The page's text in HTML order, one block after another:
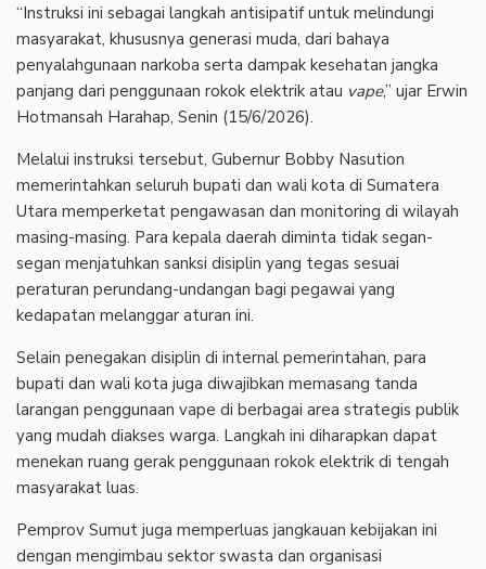
“Instruksi ini sebagai langkah antisipatif untuk melindungi
masyarakat, khususnya generasi muda, dari bahaya
penyalahgunaan narkoba serta dampak kesehatan jangka
panjang dari penggunaan rokok elektrik atau vape,” ujar Erwin
Hotmansah Harahap, Senin (15/6/2026).
Melalui instruksi tersebut, Gubernur Bobby Nasution
memerintahkan seluruh bupati dan wali kota di Sumatera
Utara memperketat pengawasan dan monitoring di wilayah
masing-masing. Para kepala daerah diminta tidak segan-
segan menjatuhkan sanksi disiplin yang tegas sesuai
peraturan perundang-undangan bagi pegawai yang
kedapatan melanggar aturan ini.
Selain penegakan disiplin di internal pemerintahan, para
bupati dan wali kota juga diwajibkan memasang tanda
larangan penggunaan vape di berbagai area strategis publik
yang mudah diakses warga. Langkah ini diharapkan dapat
menekan ruang gerak penggunaan rokok elektrik di tengah
masyarakat luas.
Pemprov Sumut juga memperluas jangkauan kebijakan ini
dengan mengimbau sektor swasta dan organisasi